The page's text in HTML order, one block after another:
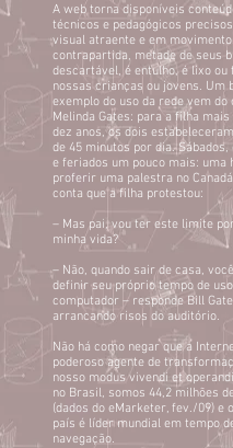
A web torna disponíveis
técnicos e pedagógicos
visual atraente e em
contrapartida, metade de seus
descartável, é entulho, é lixo ou
nossas crianças ou jovens. Um
exemplo do uso da rede vem do
Melinda Gates: para a filha mais
dez anos, os dois
de 45 minutos por dia. Sábados,
e feriados um pouco mais: uma
proferir uma palestra no
conta que a filha protestou:
– Mas pai, vou ter este limite
minha vida?
– Não, quando sair de casa,
definir seu próprio tempo de
computador – responde Bill
arrancando risos do auditório.
Não há como negar que a
poderoso agente de
nosso modus vivendi et
no Brasil, somos 44,2 milhões
(dados do eMarketer, fev./09) e
país é líder mundial em tempo
navegação.